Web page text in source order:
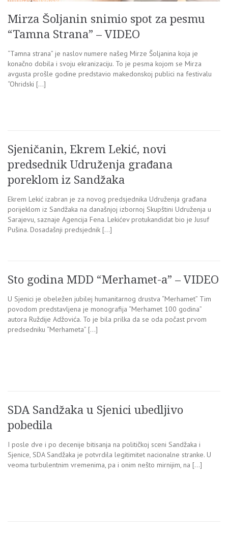
Mirza Šoljanin snimio spot za pesmu
“Tamna Strana” – VIDEO
“Tamna strana” je naslov numere našeg Mirze Šoljanina koja je
konačno dobila i svoju ekranizaciju. To je pesma kojom se Mirza
avgusta prošle godine predstavio makedonskoj publici na festivalu
“Ohridski […]
Sjeničanin, Ekrem Lekić, novi
predsednik Udruženja građana
poreklom iz Sandžaka
Ekrem Lekić izabran je za novog predsjednika Udruženja građana
porijeklom iz Sandžaka na današnjoj izbornoj Skupštini Udruženja u
Sarajevu, saznaje Agencija Fena. Lekićev protukandidat bio je Jusuf
Pušina. Dosadašnji predsjednik […]
Sto godina MDD “Merhamet-a” – VIDEO
U Sjenici je obeležen jubilej humanitarnog drustva “Merhamet” Tim
povodom predstavljena je monografija “Merhamet 100 godina”
autora Ruždije Adžovića. To je bila prilka da se oda počast prvom
predsedniku “Merhameta” […]
SDA Sandžaka u Sjenici ubedljivo
pobedila
I posle dve i po decenije bitisanja na političkoj sceni Sandžaka i
Sjenice, SDA Sandžaka je potvrdila legitimitet nacionalne stranke. U
veoma turbulentnim vremenima, pa i onim nešto mirnijim, na […]